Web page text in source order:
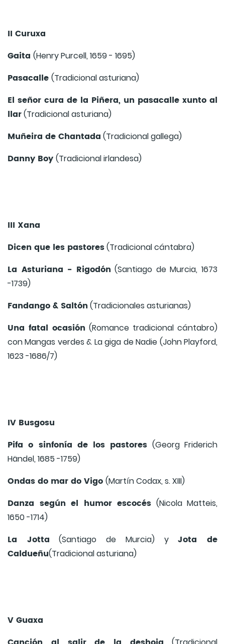
II Curuxa
Gaita (Henry Purcell, 1659 - 1695)
Pasacalle (Tradicional asturiana)
El señor cura de la Piñera, un pasacalle xunto al
llar(Tradicional asturiana)
Muñeira de Chantada (Tradicional gallega)
Danny Boy (Tradicional irlandesa)
III Xana
Dicen que les pastores(Tradicional cántabra)
La Asturiana - Rigodón (Santiago de Murcia, 1673
-1739)
Fandango & Saltón (Tradicionales asturianas)
Una fatal ocasión (Romance tradicional cántabro)
con Mangas verdes & La giga de Nadie (John Playford,
1623 -1686/7)
IV Busgosu
Pifa o sinfonía de los pastores (Georg Friderich
Händel, 1685 -1759)
Ondas do mar do Vigo (Martín Codax, s. XIII)
Danza según el humor escocés (Nicola Matteis,
1650 -1714)
La Jotta (Santiago de Murcia) yJota de
Caldueñu(Tradicional asturiana)
V Guaxa